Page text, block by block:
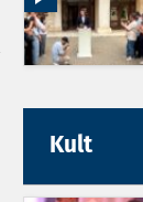
Kult